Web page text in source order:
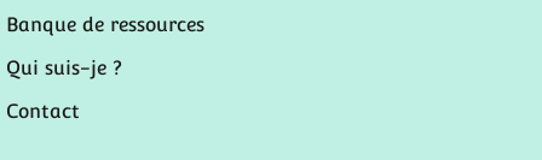
Banque de ressources
Qui suis-je ?
Contact